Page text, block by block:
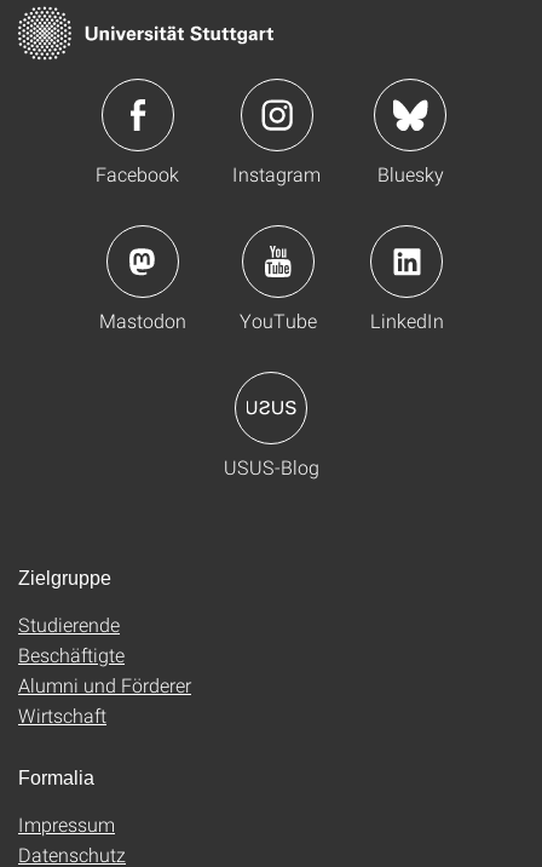
Facebook Instagram Bluesky
Mastodon YouTube LinkedIn
USUS-Blog
Zielgruppe
Studierende
Beschäftigte
Alumni und Förderer
Wirtschaft
Formalia
Impressum
Datenschutz